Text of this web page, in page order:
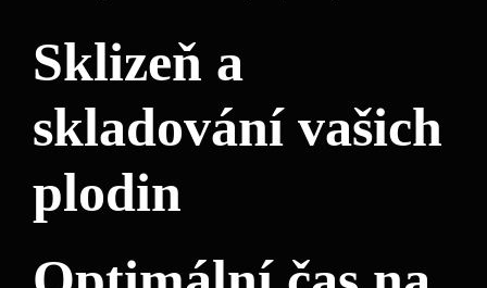
Sklizeň a
skladování vašich
plodin